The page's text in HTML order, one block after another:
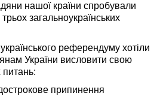
нашої країни спробували
загальноукраїнських
референдуму хотіли
України висловити свою
питань:
припинення